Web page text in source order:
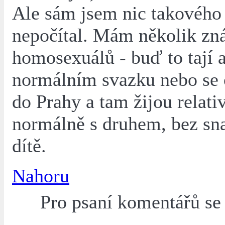
Ale sám jsem nic
nepočítal. Mám několik
homosexuálů - buď to tají
normálním svazku nebo
do Prahy a tam žijou
normálně s druhem, bez
dítě.
Nahoru
Pro psaní komentářů